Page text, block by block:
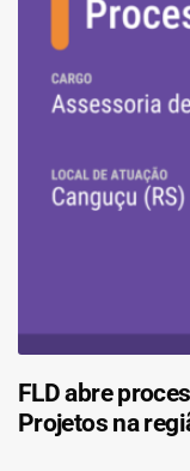
FLD abre
Projetos na